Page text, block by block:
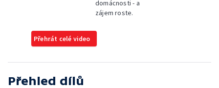
domácnosti - a
zájem roste.
Přehrát celé video
Přehled dílů